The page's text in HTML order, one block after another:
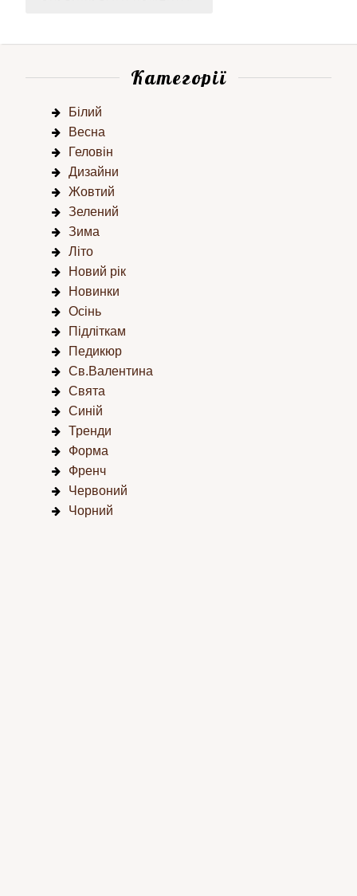
Категорії
Білий
Весна
Геловін
Дизайни
Жовтий
Зелений
Зима
Літо
Новий рік
Новинки
Осінь
Підліткам
Педикюр
Св.Валентина
Свята
Синій
Тренди
Форма
Френч
Червоний
Чорний